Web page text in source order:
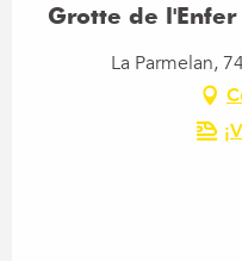
Grotte de l'Enfer
La Parmelan,